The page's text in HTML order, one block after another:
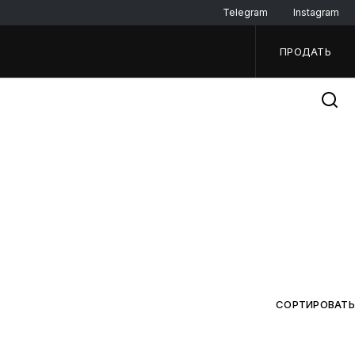
Telegram Instagram
ПРОДАТЬ
СОРТИРОВАТЬ